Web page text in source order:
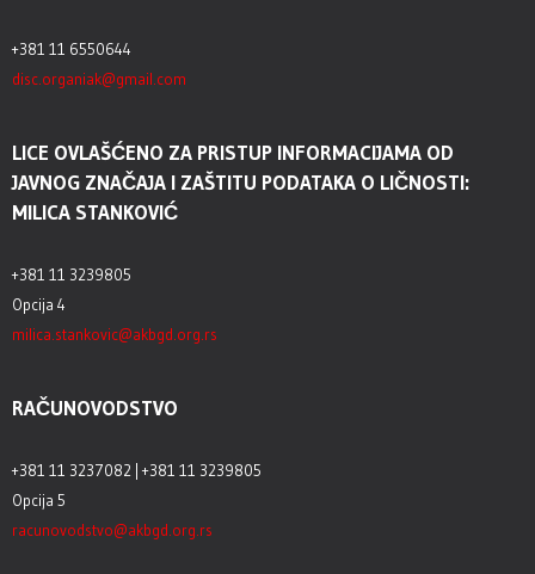
+381 11 6550644
disc.organiak@gmail.com
LICE OVLAŠĆENO ZA PRISTUP INFORMACIJAMA OD
JAVNOG ZNAČAJA I ZAŠTITU PODATAKA O LIČNOSTI:
MILICA STANKOVIĆ
+381 11 3239805
Opcija 4
milica.stankovic@akbgd.org.rs
RAČUNOVODSTVO
+381 11 3237082 | +381 11 3239805
Opcija 5
racunovodstvo@akbgd.org.rs